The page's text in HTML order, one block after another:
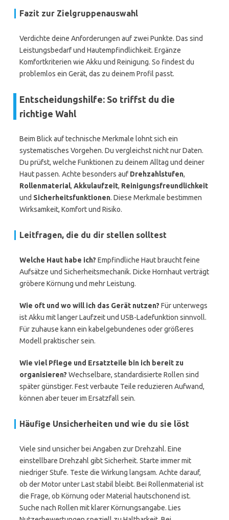
Fazit zur Zielgruppenauswahl
Verdichte deine Anforderungen auf zwei Punkte. Das sind
Leistungsbedarf und Hautempfindlichkeit. Ergänze
Komfortkriterien wie Akku und Reinigung. So findest du
problemlos ein Gerät, das zu deinem Profil passt.
Entscheidungshilfe: So triffst du die
richtige Wahl
Beim Blick auf technische Merkmale lohnt sich ein
systematisches Vorgehen. Du vergleichst nicht nur Daten.
Du prüfst, welche Funktionen zu deinem Alltag und deiner
Haut passen. Achte besonders auf Drehzahlstufen,
Rollenmaterial, Akkulaufzeit, Reinigungsfreundlichkeit
und Sicherheitsfunktionen. Diese Merkmale bestimmen
Wirksamkeit, Komfort und Risiko.
Leitfragen, die du dir stellen solltest
Welche Haut habe ich? Empfindliche Haut braucht feine
Aufsätze und Sicherheitsmechanik. Dicke Hornhaut verträgt
gröbere Körnung und mehr Leistung.
Wie oft und wo will ich das Gerät nutzen? Für unterwegs
ist Akku mit langer Laufzeit und USB-Ladefunktion sinnvoll.
Für zuhause kann ein kabelgebundenes oder größeres
Modell praktischer sein.
Wie viel Pflege und Ersatzteile bin ich bereit zu
organisieren? Wechselbare, standardisierte Rollen sind
später günstiger. Fest verbaute Teile reduzieren Aufwand,
können aber teuer im Ersatzfall sein.
Häufige Unsicherheiten und wie du sie löst
Viele sind unsicher bei Angaben zur Drehzahl. Eine
einstellbare Drehzahl gibt Sicherheit. Starte immer mit
niedriger Stufe. Teste die Wirkung langsam. Achte darauf,
ob der Motor unter Last stabil bleibt. Bei Rollenmaterial ist
die Frage, ob Körnung oder Material hautschonend ist.
Suche nach Rollen mit klarer Körnungsangabe. Lies